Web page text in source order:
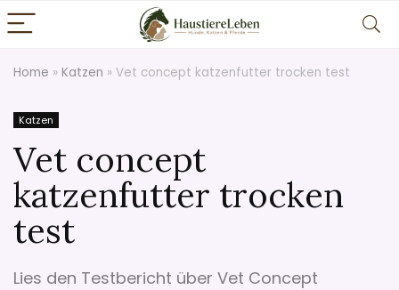
Home » Katzen » Vet concept katzenfutter trocken test
Katzen
Vet concept
katzenfutter trocken
test
Lies den Testbericht über Vet Concept